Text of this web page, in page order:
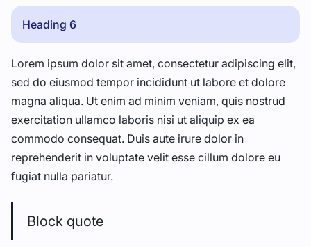
Heading 6
Lorem ipsum dolor sit amet, consectetur adipiscing elit,
sed do eiusmod tempor incididunt ut labore et dolore
magna aliqua. Ut enim ad minim veniam, quis nostrud
exercitation ullamco laboris nisi ut aliquip ex ea
commodo consequat. Duis aute irure dolor in
reprehenderit in voluptate velit esse cillum dolore eu
fugiat nulla pariatur.
Block quote